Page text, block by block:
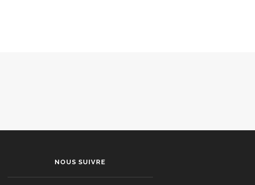
NOUS SUIVRE